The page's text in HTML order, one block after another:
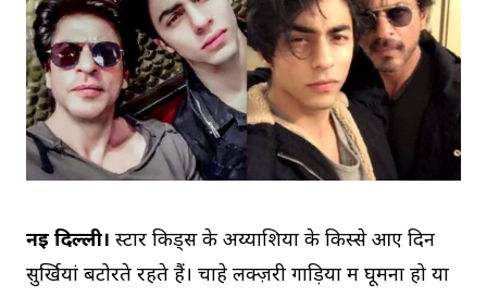
नई दिल्ली। स्टार किड्स के अय्याशियों के किस्से आए दिन
सुर्खियां बटोरते रहते हैं। चाहे लक्ज़री गाड़ियों में घूमना हो या